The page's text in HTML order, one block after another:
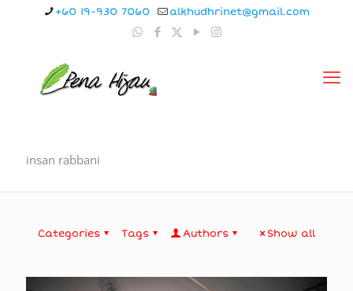
+60 19-930 7060 alkhudhrinet@gmail.com
insan rabbani
Categories Tags Authors Show all